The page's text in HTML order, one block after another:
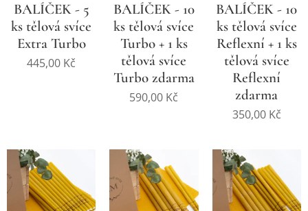
BALÍČEK - 5
ks tělová svíce
Extra Turbo
445,00 Kč
BALÍČEK - 10
ks tělová svíce
Turbo + 1 ks
tělová svíce
Turbo zdarma
590,00 Kč
BALÍČEK - 10
ks tělová svíce
Reflexní + 1 ks
tělová svíce
Reflexní
zdarma
350,00Kč